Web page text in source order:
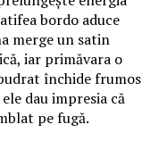
bordo aduce
merge un satin
iar primăvara o
închide frumos
dau impresia că
pe fugă.